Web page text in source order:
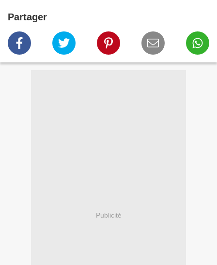
Partager
Publicité